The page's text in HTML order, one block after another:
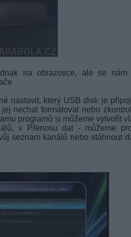
na obrazovce, ale se nám
nastavit, který USB disk je
nechat formátovat nebo
programů si můžeme vytvořit
v Přenosu dat - můžeme
seznam kanálů nebo stáhnout